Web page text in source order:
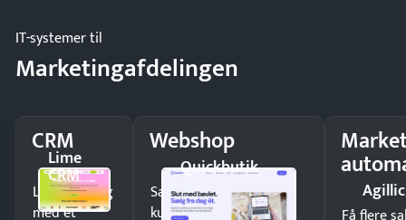
IT-systemer til
Marketingafdelingen
CRM
Lime
CRM
Luk flere salg
med et
Webshop
Quickbutik
Sælg produkter 24/7 til
kunder i hele landet
Agillic